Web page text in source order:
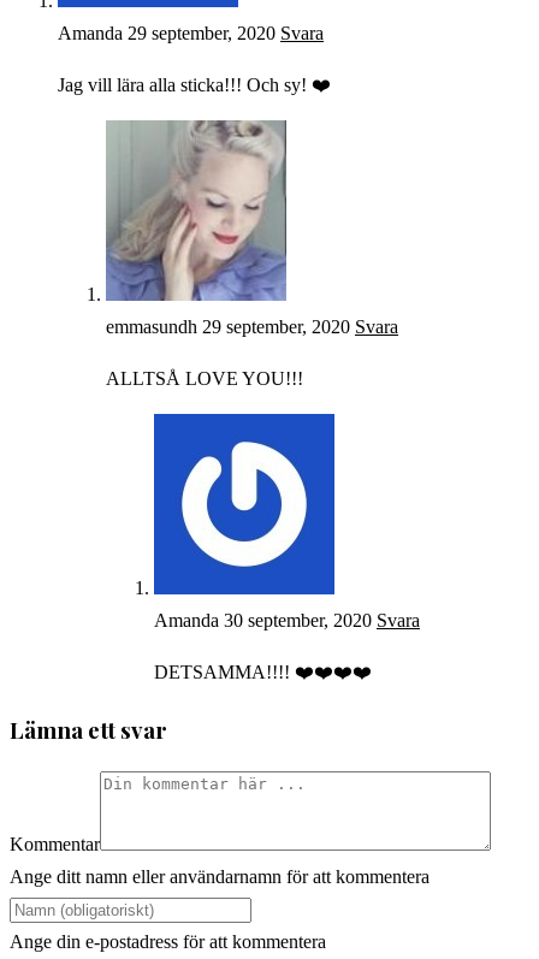
Amanda 29 september, 2020 Svara
Jag vill lära alla sticka!!! Och sy! ❤️
emmasundh 29 september, 2020 Svara
ALLTSÅ LOVE YOU!!!
Amanda 30 september, 2020 Svara
DETSAMMA!!!! ❤️❤️❤️❤️
Lämna ett svar
Kommentar
Ange ditt namn eller användarnamn för att kommentera
Ange din e-postadress för att kommentera